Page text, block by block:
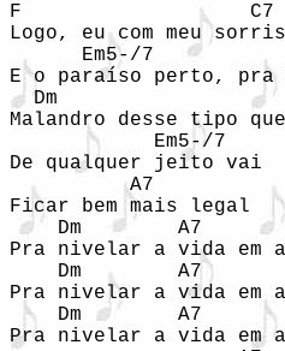
F                   C7
Logo, eu com meu
Em5-/7
E o paraíso perto, pra
Dm
Malandro desse tipo
            Em5-/7
De qualquer jeito vai
          A7
Ficar bem mais legal
Dm        A7
Pra nivelar a vida em
Dm        A7
Pra nivelar a vida em
Dm        A7
Pra nivelar a vida em